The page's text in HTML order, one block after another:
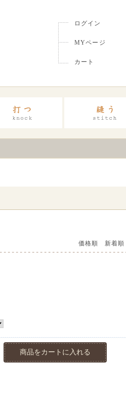
ログイン
MYページ
カート
価格順 新着順
商品をカートに入れる